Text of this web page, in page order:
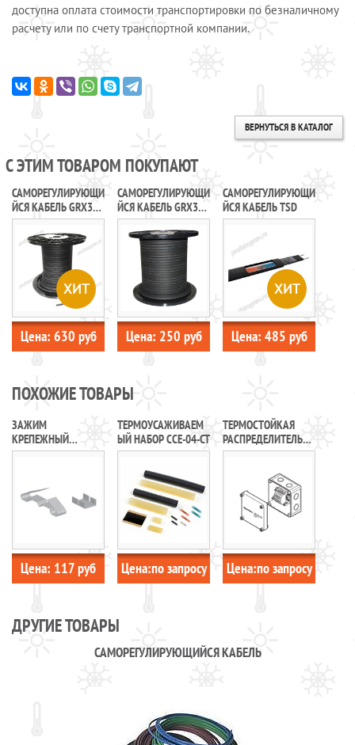
доступна оплата стоимости транспортировки по безналичному
расчету или по счету транспортной компании.
ВЕРНУТЬСЯ В КАТАЛОГ
С ЭТИМ ТОВАРОМ ПОКУПАЮТ
САМОРЕГУЛИРУЮЩИ
ЙСЯ КАБЕЛЬ GRX30-
2CR FINE KOREA
ХИТ
Цена: 630 руб
САМОРЕГУЛИРУЮЩИ
ЙСЯ КАБЕЛЬ GRX30-
2CR (UV) DECKER
Цена: 250 руб
САМОРЕГУЛИРУЮЩИ
ЙСЯ КАБЕЛЬ TSD
ХИТ
Цена: 485 руб
ПОХОЖИЕ ТОВАРЫ
ЗАЖИМ
КРЕПЕЖНЫЙ
СР/2T.4-50Ц
Цена: 117руб
ТЕРМОУСАЖИВАЕМ
ЫЙ НАБОР ССE-04-CT
Цена:по запросу
ТЕРМОСТОЙКАЯ
РАСПРЕДЕЛИТЕЛЬНА
Я КОРОБКА JB16-02
Цена:по запросу
ДРУГИЕ ТОВАРЫ
САМОРЕГУЛИРУЮЩИЙСЯ КАБЕЛЬ